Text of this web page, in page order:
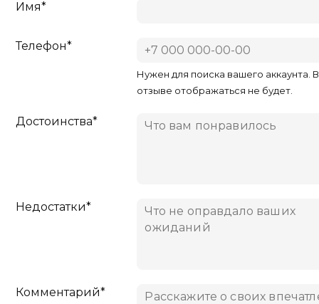
Имя*
Телефон*
Нужен для поиска вашего аккаунта. В
отзыве отображаться не будет.
Достоинства*
Недостатки*
Комментарий*